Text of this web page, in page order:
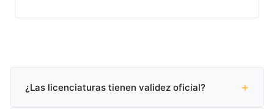
¿Las licenciaturas tienen validez oficial? +